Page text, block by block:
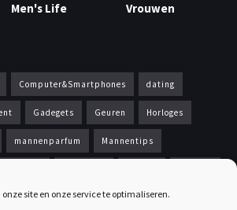
site en onze service te optimaliseren.
Men's Life
Vrouwen
Computer&Smartphones dating
Gadegets Geuren Horloges
mannenparfum Mannentips
Vrouwen